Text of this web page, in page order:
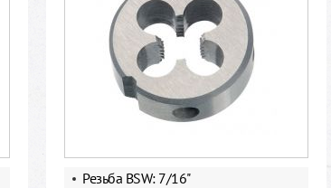
Резьба BSW: 7/16"